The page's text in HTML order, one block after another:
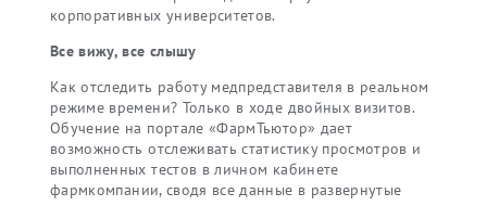
корпоративных университетов.
Все вижу, все слышу
Как отследить работу медпредставителя в реальном
режиме времени? Только в ходе двойных визитов.
Обучение на портале «ФармТьютор» дает
возможность отслеживать статистику просмотров и
выполненных тестов в личном кабинете
фармкомпании, сводя все данные в развернутые